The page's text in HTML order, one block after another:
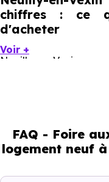
chiffres : ce
d'acheter
Neuilly-en-Vexin
49.58 % d'adultes
seniors, 13.45 % de
Voir +
FAQ - Foire
logement neuf